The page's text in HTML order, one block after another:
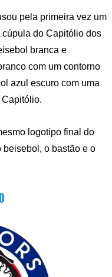
pela primeira vez um
do Capitólio dos
branca e
com um contorno
azul escuro com uma
Capitólio.
logotipo final do
beisebol, o bastão e o